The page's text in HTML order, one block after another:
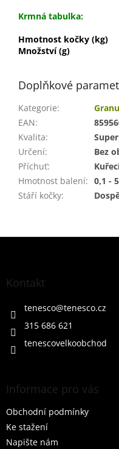
Krmná tabulka:
Hmotnost kočky (kg)
Množství (g)
Doplňkové
Kategorie:
EAN:
Kvalita:
Určení:
Bez
Příchuť:
Hmotnost balení: 0,1 -
Stáří kočky:
Z
Kontakt
tenesco@tenesco.cz
315 686 621
tenescovelkoobchod
Informace pro vás
Obchodní podmínky
Ke stažení
Napište nám